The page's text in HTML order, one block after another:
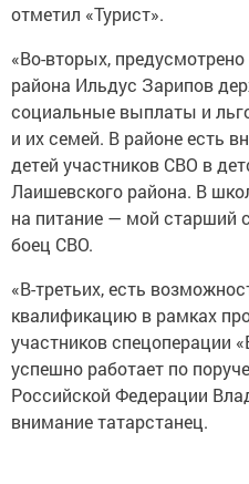
отметил «Турист».
«Во-вторых,
района Ильдус Зарипов
социальные выплаты и
и их семей. В районе есть
детей участников СВО в
Лаишевского района. В
на питание — мой старший
боец СВО.
«В-третьих, есть
квалификацию в рамках
участников спецоперации
успешно работает по
Российской Федерации
внимание татарстанец.